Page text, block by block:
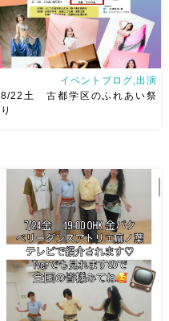
りにて踊らせていただきます♡
太鼓も叩くよー！私たちは
18:40頃から出演です屋台も出
てとても楽しいお祭りになりそ
う
私たちも踊った後は祭り
を楽しみます
遊びにいら
[…]
イベントブログ,出演
8/22土 古都学区のふれあい祭
り